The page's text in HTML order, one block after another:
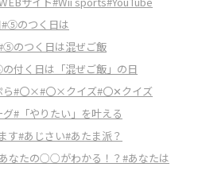
#⑤のつく日は
のつく日は混ぜご飯
付く日は「混ぜご飯」の日
#〇×#〇×クイズ#〇✕クイズ
グ#「やりたい」を叶える
す#あじさい#あたま派？
なたの○○がわかる！？ #あなたは